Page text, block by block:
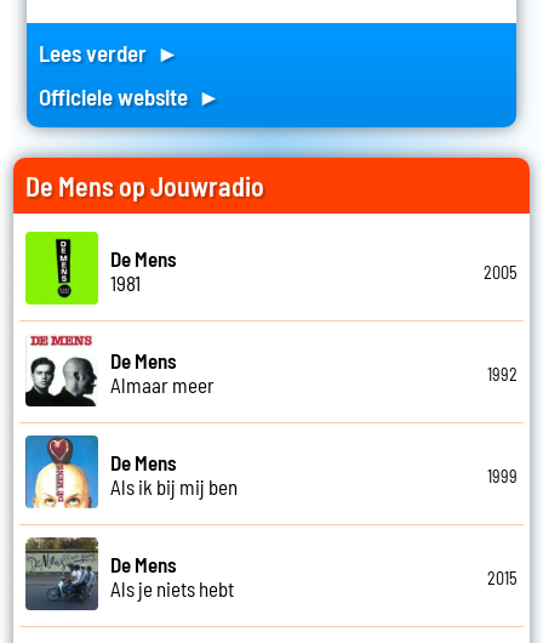
Lees verder ►
Officiele website ►
De Mens op Jouwradio
De Mens
1981
2005
De Mens
Almaar meer
1992
De Mens
Als ik bij mij ben
1999
De Mens
Als je niets hebt
2015